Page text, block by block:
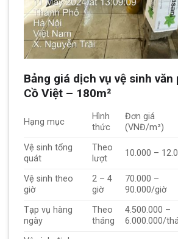
Bảng giá dịch vụ vệ sinh
Cồ Việt – 180m²
Hạng mục
Hình
thức
Đơn giá
(VNĐ/m²)
Vệ sinh tổng
quát
Theo
lượt
10.000 –
Vệ sinh theo
giờ
2 – 4
giờ
70.000 –
90.000/giờ
Tạp vụ hàng
ngày
Theo
tháng
4.500.000 –
6.000.000/